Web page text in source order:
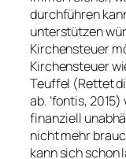
durchführen
unterstützen
Kirchensteuer
Kirchensteuer
Teuffel (Rettet
ab. ’fontis, 2015)
finanziell
nicht mehr
kann sich schon